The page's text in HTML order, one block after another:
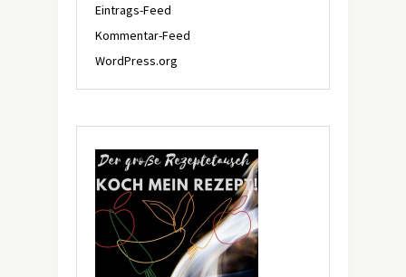
Eintrags-Feed
Kommentar-Feed
WordPress.org